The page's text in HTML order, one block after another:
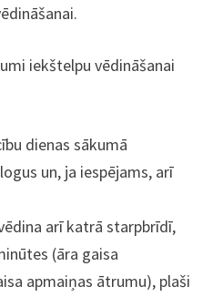
iekštelpu vēdināšanai
dienas sākumā
un, ja iespējams, arī
arī katrā starpbrīdī,
(āra gaisa
apmaiņas ātrumu), plaši